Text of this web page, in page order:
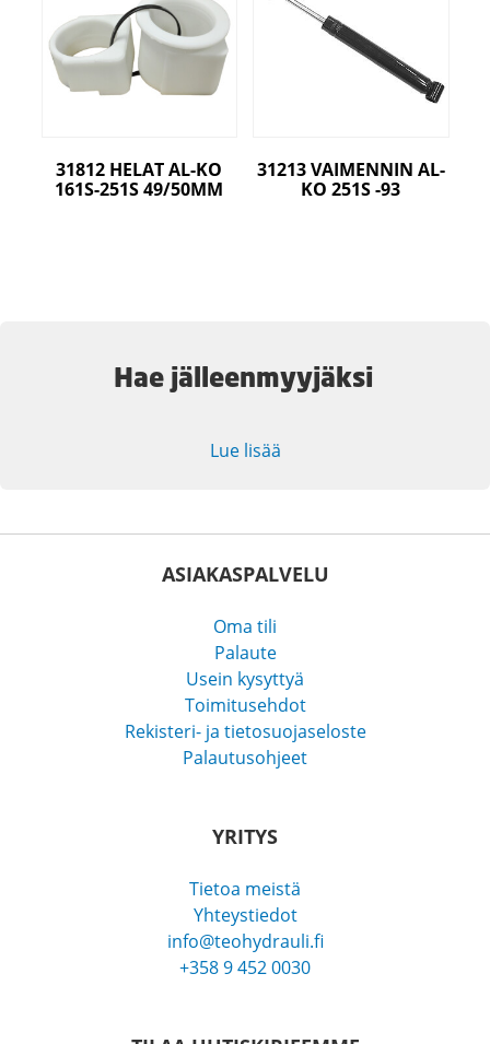
31812 HELAT AL-KO
161S-251S 49/50MM
31213 VAIMENNIN AL-
KO 251S -93
Hae jälleenmyyjäksi
Lue lisää
ASIAKASPALVELU
Oma tili
Palaute
Usein kysyttyä
Toimitusehdot
Rekisteri- ja tietosuojaseloste
Palautusohjeet
YRITYS
Tietoa meistä
Yhteystiedot
info@teohydrauli.fi
+358 9 452 0030